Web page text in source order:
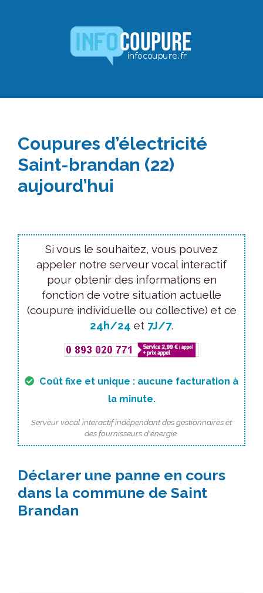
Coupures d’électricité
Saint-brandan (22)
aujourd’hui
Si vous le souhaitez, vous pouvez
appeler notre serveur vocal interactif
pour obtenir des informations en
fonction de votre situation actuelle
(coupure individuelle ou collective) et ce
24h/24 et 7J/7.
Coût fixe et unique : aucune facturation à
la minute.
Serveur vocal interactif indépendant des gestionnaires et
des fournisseurs d'énergie.
Déclarer une panne en cours
dans la commune de Saint
Brandan